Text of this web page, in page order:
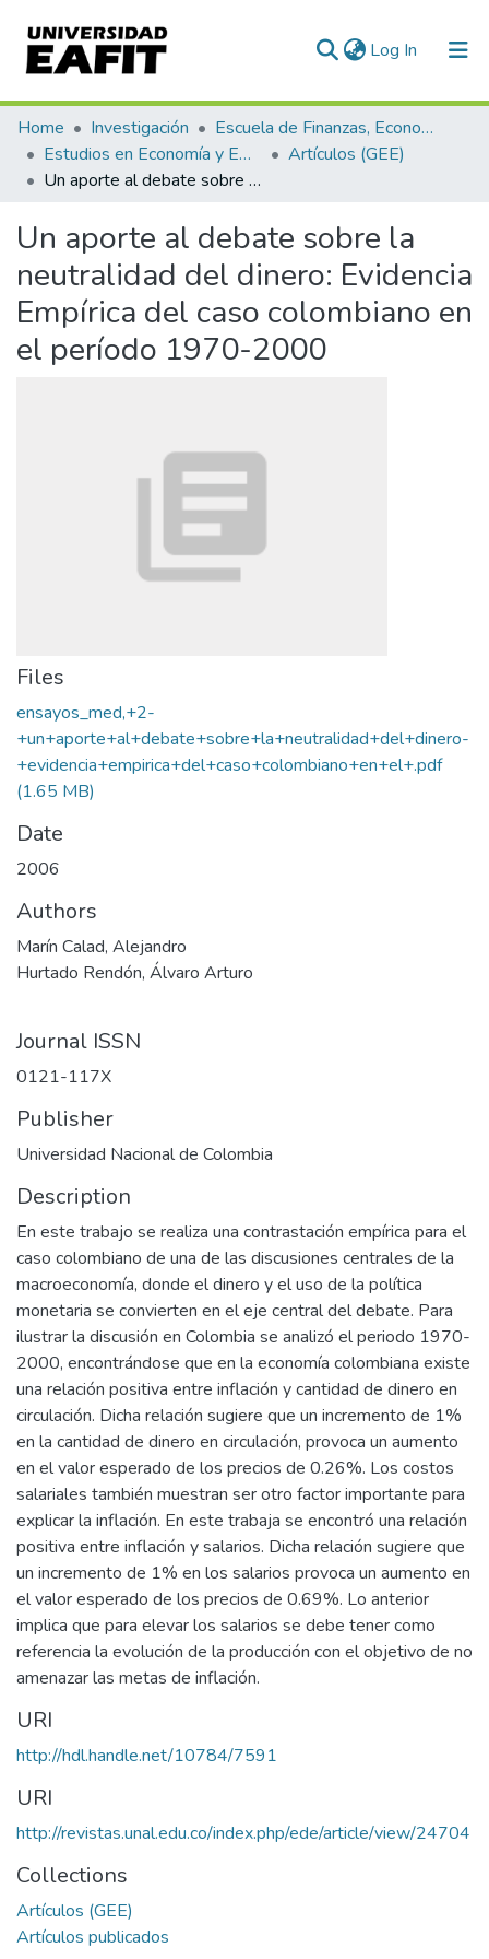
Log In (current)
Communities & Collections
All of DSpace
Home Investigación
Escuela de Finanzas, Economía y Gobierno
Estudios en Economía y Empresa (GEE)
Artículos (GEE)
Un aporte al debate sobre la neutralidad del dinero: Evidencia Empírica del caso colombiano en el período 1970-2000
Un aporte al debate sobre la
neutralidad del dinero: Evidencia
Empírica del caso colombiano en
el período 1970-2000
Files
ensayos_med,+2-
+un+aporte+al+debate+sobre+la+neutralidad+del+dinero-
+evidencia+empirica+del+caso+colombiano+en+el+.pdf
(1.65 MB)
Date
2006
Authors
Marín Calad, Alejandro
Hurtado Rendón, Álvaro Arturo
Journal ISSN
0121-117X
Publisher
Universidad Nacional de Colombia
Description
En este trabajo se realiza una contrastación empírica para el
caso colombiano de una de las discusiones centrales de la
macroeconomía, donde el dinero y el uso de la política
monetaria se convierten en el eje central del debate. Para
ilustrar la discusión en Colombia se analizó el periodo 1970-
2000, encontrándose que en la economía colombiana existe
una relación positiva entre inflación y cantidad de dinero en
circulación. Dicha relación sugiere que un incremento de 1%
en la cantidad de dinero en circulación, provoca un aumento
en el valor esperado de los precios de 0.26%. Los costos
salariales también muestran ser otro factor importante para
explicar la inflación. En este trabaja se encontró una relación
positiva entre inflación y salarios. Dicha relación sugiere que
un incremento de 1% en los salarios provoca un aumento en
el valor esperado de los precios de 0.69%. Lo anterior
implica que para elevar los salarios se debe tener como
referencia la evolución de la producción con el objetivo de no
amenazar las metas de inflación.
URI
http://hdl.handle.net/10784/7591
URI
http://revistas.unal.edu.co/index.php/ede/article/view/24704
Collections
Artículos (GEE)
Artículos publicados